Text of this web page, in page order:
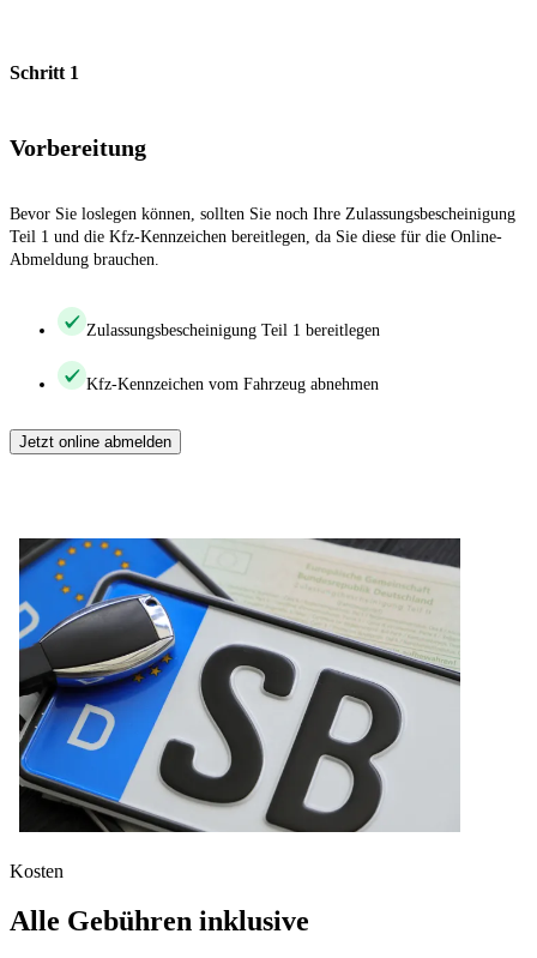
Schritt 1
Vorbereitung
Bevor Sie loslegen können, sollten Sie noch Ihre Zulassungsbescheinigung
Teil 1 und die Kfz-Kennzeichen bereitlegen, da Sie diese für die Online-
Abmeldung brauchen.
Zulassungsbescheinigung Teil 1 bereitlegen
Kfz-Kennzeichen vom Fahrzeug abnehmen
Jetzt online abmelden
Kosten
Alle Gebühren inklusive